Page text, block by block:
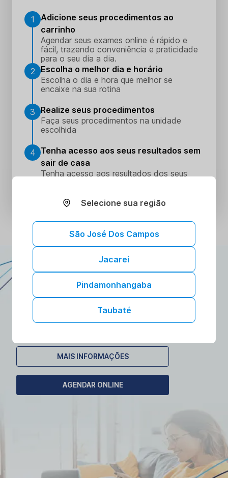
1
Adicione seus procedimentos ao
carrinho
Agendar seus exames online é rápido e
fácil, trazendo conveniência e praticidade
para o seu dia a dia.
2
Escolha o melhor dia e horário
Escolha o dia e hora que melhor se
encaixe na sua rotina
3
Realize seus procedimentos
Faça seus procedimentos na unidade
escolhida
4 Tenha acesso aos seus resultados sem
sair de casa
Tenha acesso aos resultados dos seus
ATENDIMENTO DOMICILIAR
A gente vai até você!
Toda a confiança e segurança dos nossos
laboratórios no conforto da sua casa.
MAIS INFORMAÇÕES
AGENDAR ONLINE
Selecione sua região
São José Dos Campos
Jacareí
Pindamonhangaba
Taubaté